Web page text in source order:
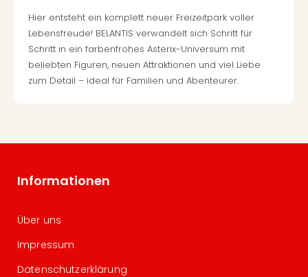
Hier entsteht ein komplett neuer Freizeitpark voller
Lebensfreude! BELANTIS verwandelt sich Schritt für
Schritt in ein farbenfrohes Asterix-Universum mit
beliebten Figuren, neuen Attraktionen und viel Liebe
zum Detail – ideal für Familien und Abenteurer.
Informationen
Über uns
Impressum
Datenschutzerklärung